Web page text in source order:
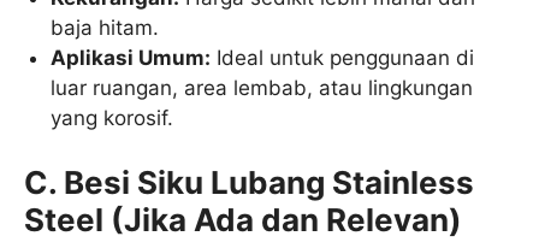
baja hitam.
Aplikasi Umum: Ideal untuk penggunaan di
luar ruangan, area lembab, atau lingkungan
yang korosif.
C. Besi Siku Lubang Stainless
Steel (Jika Ada dan Relevan)